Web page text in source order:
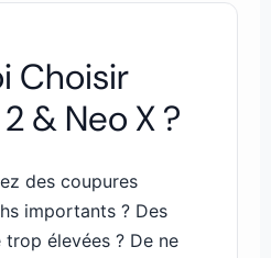
Choisir
& Neo X ?
des coupures
importants ? Des
élevées ? De ne